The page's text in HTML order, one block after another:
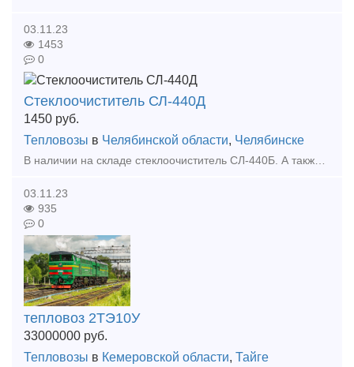
03.11.23
1453
0
Стеклоочиститель СЛ-440Д
1450 руб.
Тепловозы в Челябинской области, Челябинске
03.11.23
935
0
тепловоз 2ТЭ10У
33000000 руб.
Тепловозы в Кемеровской области, Тайге